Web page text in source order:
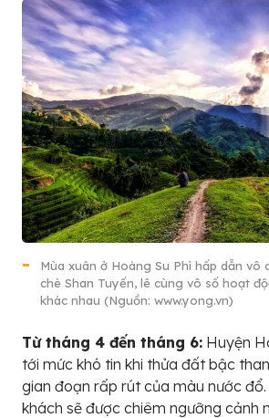
Mùa xuân ở Hoàng Su Phì hấp dẫn vô
chè Shan Tuyến, lê cùng vô số hoạt
khác nhau (Nguồn: www.yong.vn)
Từ tháng 4 đến tháng 6: Huyện
tới mức khó tin khi thửa đất bậc
gian đoạn rấp rút của màu nước
khách sẽ được chiêm ngưỡng cảnh